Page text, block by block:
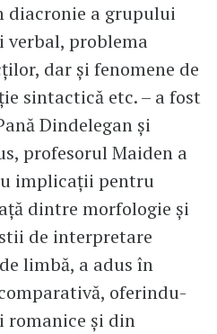
diacronie a grupului
problema
dar și fenomene de
sintactică etc. – a fost
Dindelegan și
profesorul Maiden a
implicații pentru
dintre morfologie și
de interpretare
limbă, a adus în
oferindu-
romanice și din